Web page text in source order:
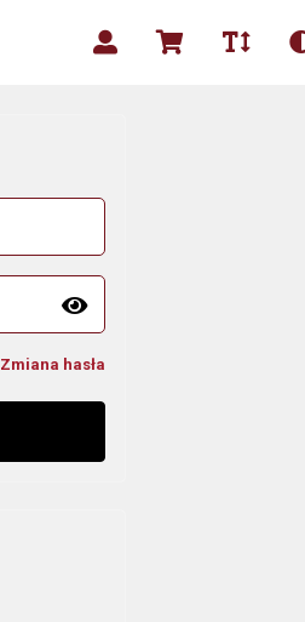
Zmiana hasła